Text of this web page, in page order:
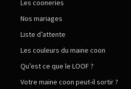
Les cooneries
Nos mariages
Liste d’attente
Les couleurs du maine coon
Qu’est ce que le LOOF ?
Votre maine coon peut-il sortir ?